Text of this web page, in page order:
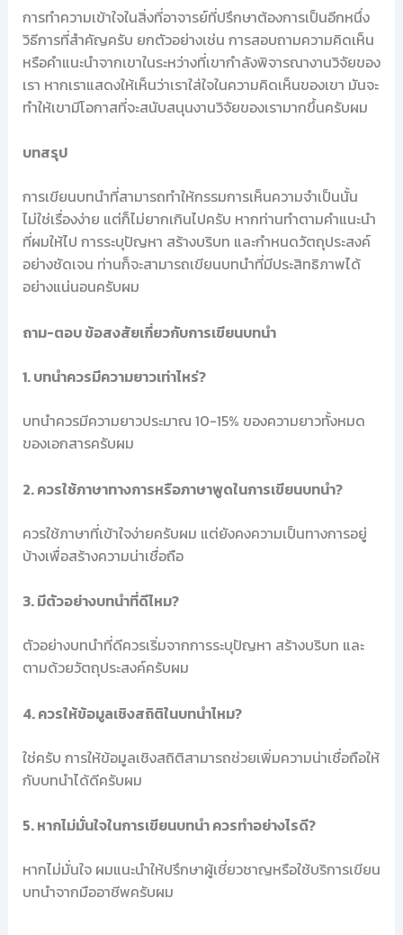
การทำความเข้าใจในสิ่งที่อาจารย์ที่ปรึกษาต้องการเป็นอีกหนึ่ง
วิธีการที่สำคัญครับ ยกตัวอย่างเช่น การสอบถามความคิดเห็น
หรือคำแนะนำจากเขาในระหว่างที่เขากำลังพิจารณางานวิจัยของ
เรา หากเราแสดงให้เห็นว่าเราใส่ใจในความคิดเห็นของเขา มันจะ
ทำให้เขามีโอกาสที่จะสนับสนุนงานวิจัยของเรามากขึ้นครับผม
บทสรุป
การเขียนบทนำที่สามารถทำให้กรรมการเห็นความจำเป็นนั้น
ไม่ใช่เรื่องง่าย แต่ก็ไม่ยากเกินไปครับ หากท่านทำตามคำแนะนำ
ที่ผมให้ไป การระบุปัญหา สร้างบริบท และกำหนดวัตถุประสงค์
อย่างชัดเจน ท่านก็จะสามารถเขียนบทนำที่มีประสิทธิภาพได้
อย่างแน่นอนครับผม
ถาม-ตอบ ข้อสงสัยเกี่ยวกับการเขียนบทนำ
1. บทนำควรมีความยาวเท่าไหร่?
บทนำควรมีความยาวประมาณ 10-15% ของความยาวทั้งหมด
ของเอกสารครับผม
2. ควรใช้ภาษาทางการหรือภาษาพูดในการเขียนบทนำ?
ควรใช้ภาษาที่เข้าใจง่ายครับผม แต่ยังคงความเป็นทางการอยู่
บ้างเพื่อสร้างความน่าเชื่อถือ
3. มีตัวอย่างบทนำที่ดีไหม?
ตัวอย่างบทนำที่ดีควรเริ่มจากการระบุปัญหา สร้างบริบท และ
ตามด้วยวัตถุประสงค์ครับผม
4. ควรให้ข้อมูลเชิงสถิติในบทนำไหม?
ใช่ครับ การให้ข้อมูลเชิงสถิติสามารถช่วยเพิ่มความน่าเชื่อถือให้
กับบทนำได้ดีครับผม
5. หากไม่มั่นใจในการเขียนบทนำ ควรทำอย่างไรดี?
หากไม่มั่นใจ ผมแนะนำให้ปรึกษาผู้เชี่ยวชาญหรือใช้บริการเขียน
บทนำจากมืออาชีพครับผม